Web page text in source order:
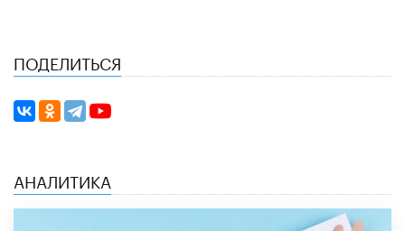
ПОДЕЛИТЬСЯ
АНАЛИТИКА